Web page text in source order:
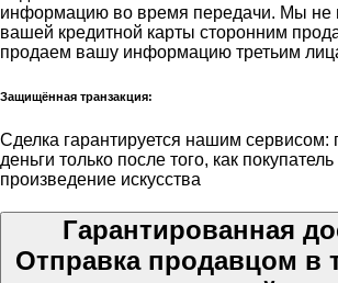
информацию во время передачи. Мы не
вашей кредитной карты сторонним
продаем вашу информацию третьим
Защищённая транзакция:
Сделка гарантируется нашим сервисом:
деньги только после того, как
произведение искусства
Гарантированная
Отправка продавцом в